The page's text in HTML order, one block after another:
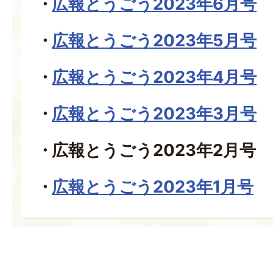
広報とうごう2023年5月号
広報とうごう2023年4月号
広報とうごう2023年3月号
広報とうごう2023年2月号
広報とうごう2023年1月号